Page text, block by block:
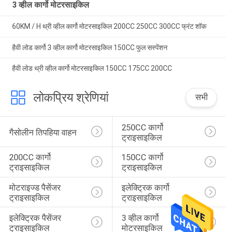
3 व्हील कार्गो मोटरसाइकिल
60KM / H थ्री व्हील कार्गो मोटरसाइकिल 200CC 250CC 300CC फ्रंट शॉक
हैवी लोड कार्गो 3 व्हील कार्गो मोटरसाइकिल 150CC फुल सस्पेंशन
हैवी लोड थ्री व्हील कार्गो मोटरसाइकिल 150CC 175CC 200CC
लोकप्रिय श्रेणियां सभी
गैसोलीन तिपहिया वाहन
250CC कार्गो
ट्राइसाइकिल
200CC कार्गो
ट्राइसाइकिल
150CC कार्गो
ट्राइसाइकिल
मोटराइज्ड पैसेंजर
ट्राइसाइकिल
इलेक्ट्रिक कार्गो
ट्राइसाइकिल
इलेक्ट्रिक पैसेंजर
ट्राइसाइकिल
3 व्हील कार्गो
मोटरसाइकिल